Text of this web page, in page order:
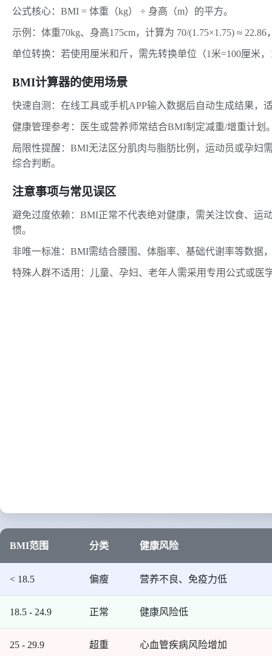
公式核心：BMI = 体重（kg） ÷ 身高（m）的平方。
示例：体重70kg、身高175cm，计算为 70/(1.75×1.75) ≈
单位转换：若使用厘米和斤，需先转换单位（1米=100厘米
BMI计算器的使用场景
快速自测：在线工具或手机APP输入数据后自动生成结果，
健康管理参考：医生或营养师常结合BMI制定减重/增重计划
局限性提醒：BMI无法区分肌肉与脂肪比例，运动员或孕妇
综合判断。
注意事项与常见误区
避免过度依赖：BMI正常不代表绝对健康，需关注饮食、运
惯。
非唯一标准：BMI需结合腰围、体脂率、基础代谢率等数据
特殊人群不适用：儿童、孕妇、老年人需采用专用公式或医
BMI范围 分类 健康风险
< 18.5 偏瘦 营养不良、免疫力低
18.5 - 24.9 正常 健康风险低
25 - 29.9 超重 心血管疾病风险增加